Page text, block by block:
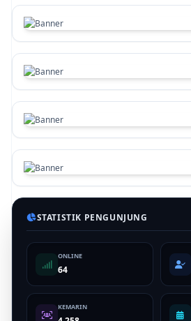
STATISTIK PENGUNJUNG
ONLINE
64
KEMARIN